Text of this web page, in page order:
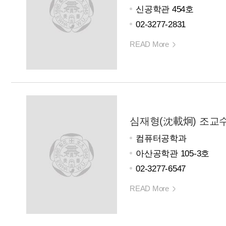
신공학관 454호
02-3277-2831
READ More
심재형(沈載炯) 조교
컴퓨터공학과
아산공학관 105-3호
02-3277-6547
READ More